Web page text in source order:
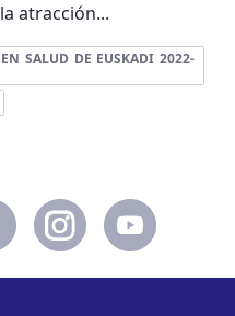
atracción...
SALUD DE EUSKADI 2022-